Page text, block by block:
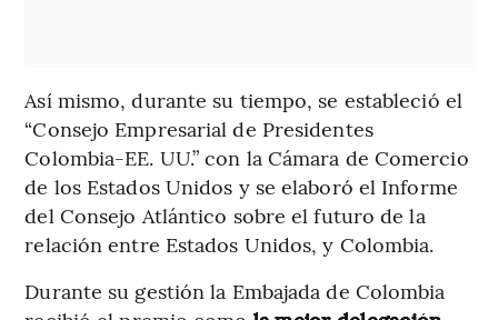
Así mismo, durante su tiempo, se estableció el
“Consejo Empresarial de Presidentes
Colombia-EE. UU.” con la Cámara de Comercio
de los Estados Unidos y se elaboró el Informe
del Consejo Atlántico sobre el futuro de la
relación entre Estados Unidos, y Colombia.
Durante su gestión la Embajada de Colombia